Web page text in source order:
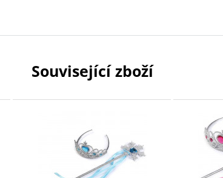
Související zboží